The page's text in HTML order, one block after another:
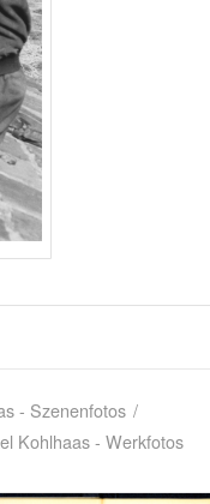
- Szenenfotos /
Kohlhaas - Werkfotos